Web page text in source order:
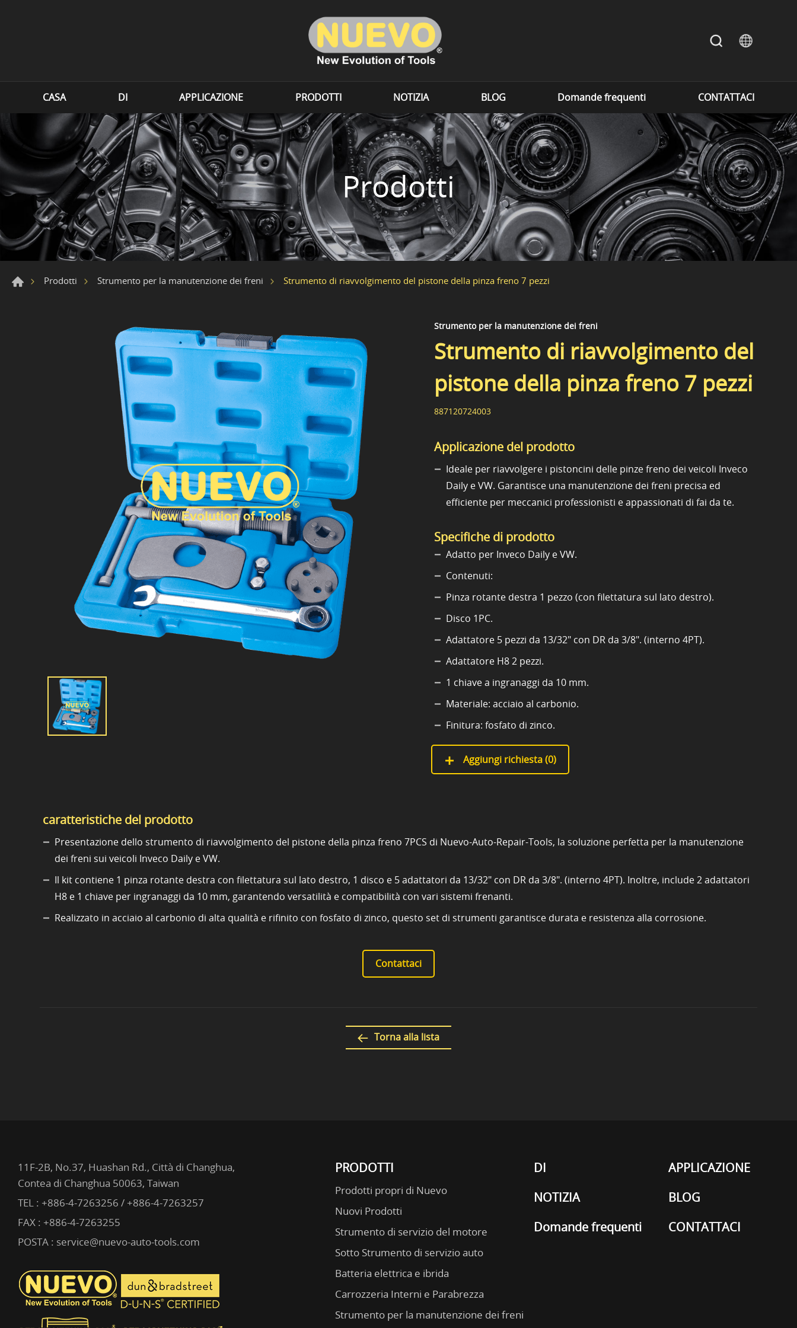
CASA DI APPLICAZIONE PRODOTTI NOTIZIA BLOG Domande frequenti CONTATTACI
Prodotti
Prodotti Strumento per la manutenzione dei freni Strumento di riavvolgimento del pistone della pinza freno 7 pezzi
Strumento per la manutenzione dei freni
Strumento di riavvolgimento del
pistone della pinza freno 7 pezzi
887120724003
Applicazione del prodotto
Ideale per riavvolgere i pistoncini delle pinze freno dei veicoli Inveco
Daily e VW. Garantisce una manutenzione dei freni precisa ed
efficiente per meccanici professionisti e appassionati di fai da te.
Specifiche di prodotto
Adatto per Inveco Daily e VW.
Contenuti:
Pinza rotante destra 1 pezzo (con filettatura sul lato destro).
Disco 1PC.
Adattatore 5 pezzi da 13/32" con DR da 3/8". (interno 4PT).
Adattatore H8 2 pezzi.
1 chiave a ingranaggi da 10 mm.
Materiale: acciaio al carbonio.
Finitura: fosfato di zinco.
Aggiungi richiesta (0)
caratteristiche del prodotto
Presentazione dello strumento di riavvolgimento del pistone della pinza freno 7PCS di Nuevo-Auto-Repair-Tools, la soluzione perfetta per la manutenzione
dei freni sui veicoli Inveco Daily e VW.
Il kit contiene 1 pinza rotante destra con filettatura sul lato destro, 1 disco e 5 adattatori da 13/32" con DR da 3/8". (interno 4PT). Inoltre, include 2 adattatori
H8 e 1 chiave per ingranaggi da 10 mm, garantendo versatilità e compatibilità con vari sistemi frenanti.
Realizzato in acciaio al carbonio di alta qualità e rifinito con fosfato di zinco, questo set di strumenti garantisce durata e resistenza alla corrosione.
Contattaci
Torna alla lista
PRODOTTI
Prodotti propri di Nuevo
Nuovi Prodotti
Strumento di servizio del motore
Sotto Strumento di servizio auto
Batteria elettrica e ibrida
Carrozzeria Interni e Parabrezza
Strumento per la manutenzione dei freni
DI
APPLICAZIONE
NOTIZIA
BLOG
Domande frequenti
CONTATTACI
11F-2B, No.37, Huashan Rd., Città di Changhua,
Contea di Changhua 50063, Taiwan
TEL : +886-4-7263256 / +886-4-7263257
FAX : +886-4-7263255
POSTA : service@nuevo-auto-tools.com